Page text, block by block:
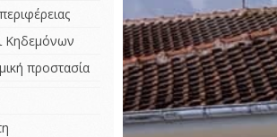
Κηδεμόνων
προστασία